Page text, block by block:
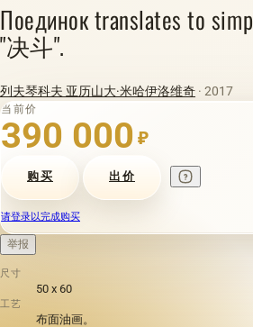
Поединок translates to
"决斗".
列夫琴科夫 亚历山大·米哈伊洛维奇 · 2017
当前价
390 000 ₽
购买 出价
请登录以完成购买
举报
尺寸
50 х 60
工艺
布面油画。